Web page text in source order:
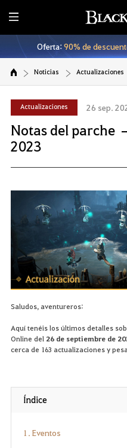
T
o
d
Oferta:90% de
Noticias Actualizaciones
Actualizaciones 26 sep.
Notas del parche
2023
Saludos, aventureros:
Aquí tenéis los últimos detalles
Online del 26 de septiembre de
cerca de 163 actualizaciones y
Índice
1. Eventos